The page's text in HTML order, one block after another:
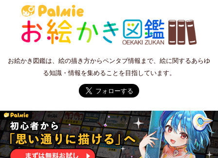
お絵かき図鑑は、絵の描き方からペンタブ情報まで、絵に関するあらゆ
る知識・情報を集めることを目指しています。